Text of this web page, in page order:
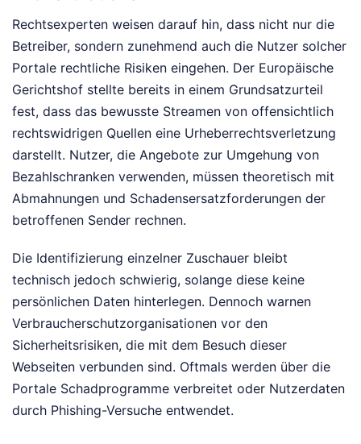
Rechtsexperten weisen darauf hin, dass nicht nur die
Betreiber, sondern zunehmend auch die Nutzer solcher
Portale rechtliche Risiken eingehen. Der Europäische
Gerichtshof stellte bereits in einem Grundsatzurteil
fest, dass das bewusste Streamen von offensichtlich
rechtswidrigen Quellen eine Urheberrechtsverletzung
darstellt. Nutzer, die Angebote zur Umgehung von
Bezahlschranken verwenden, müssen theoretisch mit
Abmahnungen und Schadensersatzforderungen der
betroffenen Sender rechnen.
Die Identifizierung einzelner Zuschauer bleibt
technisch jedoch schwierig, solange diese keine
persönlichen Daten hinterlegen. Dennoch warnen
Verbraucherschutzorganisationen vor den
Sicherheitsrisiken, die mit dem Besuch dieser
Webseiten verbunden sind. Oftmals werden über die
Portale Schadprogramme verbreitet oder Nutzerdaten
durch Phishing-Versuche entwendet.